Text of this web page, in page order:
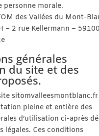
personne morale.
des Vallées du Mont-
– 2 rue Kellermann – 59100
générales
du site et des
sitomvalleesmontblanc.fr
pleine et entière des
d’utilisation ci-après
légales. Ces conditions